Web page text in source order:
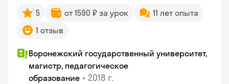
5 от 1590 ₽ за урок
11 лет опыта
1 отзыв
Воронежский государственный университет,
магистр, педагогическое
образование • 2018 г.